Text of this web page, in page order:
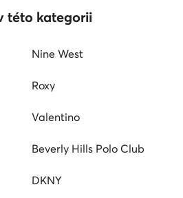
této kategorii
Nine West
Roxy
Valentino
Beverly Hills Polo Club
DKNY